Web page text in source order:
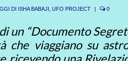
DI ISHA BABAJI UFO PROJECT | 0
un “Documento
che viaggiano su